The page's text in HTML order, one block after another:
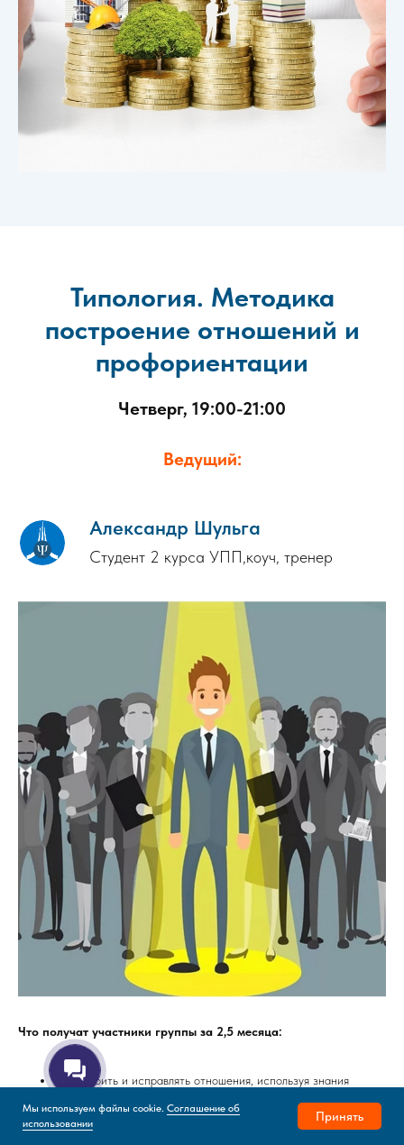
Типология. Методика
построение отношений и
профориентации
Четверг, 19:00-21:00
Ведущий:
Александр Шульга
Студент 2 курса УПП,коуч, тренер
Что получат участники группы за 2,5 месяца:
Как строить и исправлять отношения, используя знания
Выбор дела мечты и оптимальных способов монетизации
своих талантов
Мы используем файлы cookie. Соглашение об
использовании
Принять